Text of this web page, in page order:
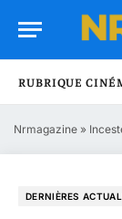
RUBRIQUE
Nrmagazine »
DERNIÈRES